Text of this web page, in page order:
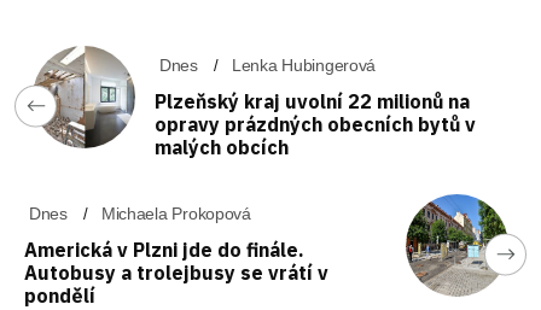
Dnes Lenka Hubingerová
Plzeňský kraj uvolní 22 milionů na
opravy prázdných obecních bytů v
malých obcích
Dnes Michaela Prokopová
Americká v Plzni jde do finále.
Autobusy a trolejbusy se vrátí v
pondělí